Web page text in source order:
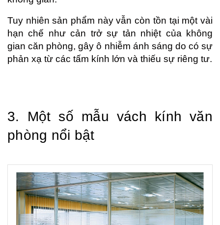
Tuy nhiên sản phẩm này vẫn còn tồn tại một vài
hạn chế như cản trở sự tản nhiệt của không
gian căn phòng, gây ô nhiễm ánh sáng do có sự
phản xạ từ các tấm kính lớn và thiếu sự riêng tư.
3. Một số mẫu vách kính văn
phòng nổi bật